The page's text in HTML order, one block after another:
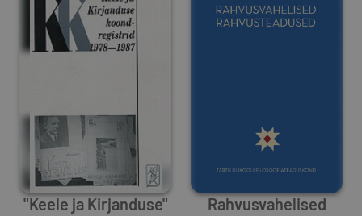
"Keele ja Kirjanduse"
Rahvusvahelised